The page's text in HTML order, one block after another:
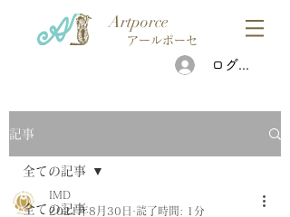
アールポーセ
Artporce
ログイン
記事
全ての記事
全ての記事
IMD
2021年8月30日
読了時間: 1分